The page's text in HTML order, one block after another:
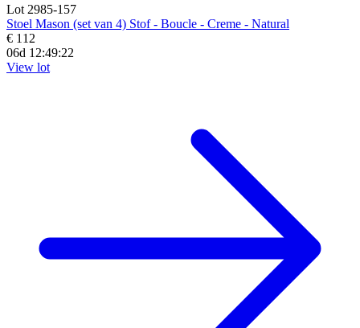
Lot 2985-157
Stoel Mason (set van 4) Stof - Boucle - Creme - Natural
€ 112
06d 12:49:20
View lot